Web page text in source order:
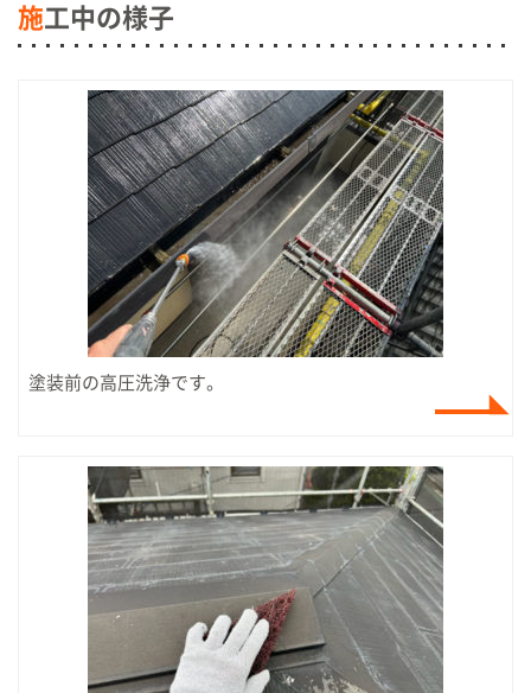
施工中の様子
塗装前の高圧洗浄です。